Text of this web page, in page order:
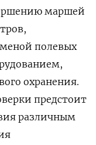
маршей
полевых
охранения.
предстоит
различным